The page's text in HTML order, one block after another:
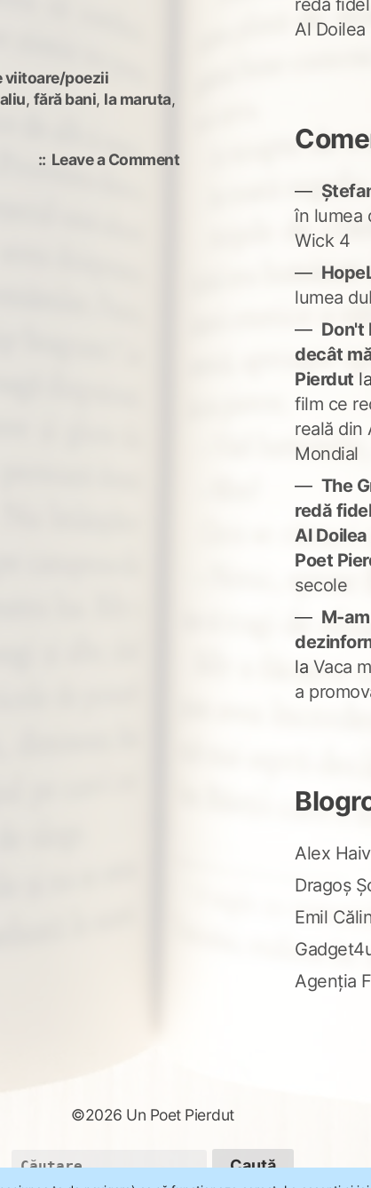
viitoare/poezii
, fără bani, la maruta,
Leave a Commenton
redă
Al Doilea
în lumea
Wick 4
lumea
Don't
decât
Pierdut la
film ce
reală din
Mondial
The
redă
Al
Poet
secole
M-
la Vaca
a
Alex
Dragoș
Emil
Agenția
©2026 Un Poet Pierdut
Caută